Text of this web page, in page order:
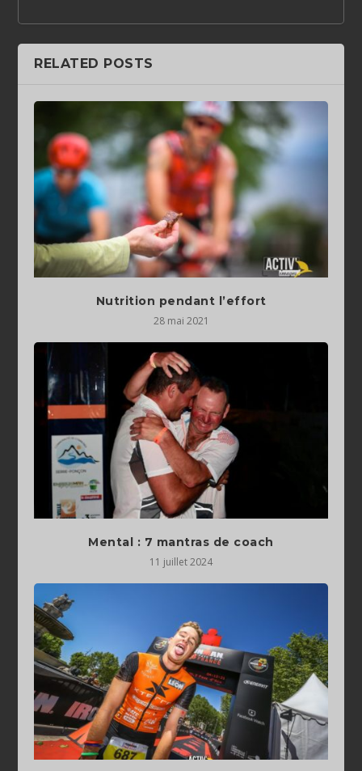
RELATED POSTS
Nutrition pendant l’effort
28 mai 2021
Mental : 7 mantras de coach
11 juillet 2024